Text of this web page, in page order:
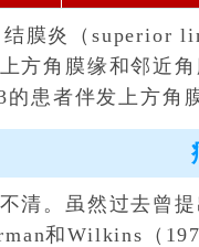
膜炎（superior
方角膜缘和邻近
患者伴发上方角
虽然过去曾提
和Wilkins（